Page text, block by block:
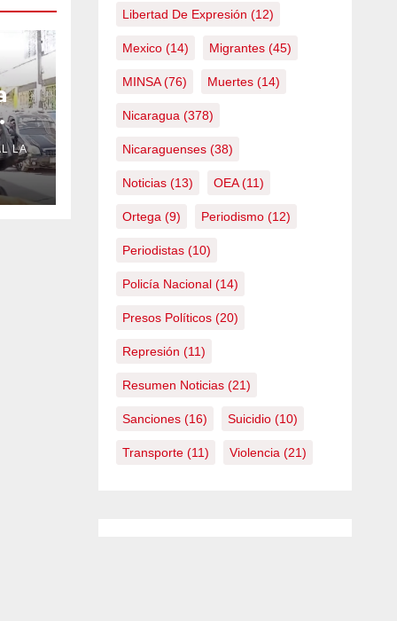
LA
Libertad De Expresión (12)
Mexico(14) Migrantes(45)
MINSA(76) Muertes(14)
Nicaragua (378)
Nicaraguenses(38)
Noticias(13) OEA(11)
Ortega (9) Periodismo(12)
Periodistas(10)
Policía Nacional(14)
Presos Políticos(20)
Represión (11)
Resumen Noticias(21)
Sanciones(16) Suicidio(10)
Transporte(11) Violencia (21)